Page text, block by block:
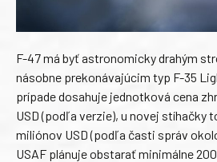
F-47 má byť astronomicky drahým
násobne prekonávajúcim typ F-35
prípade dosahuje jednotková cena
USD (podľa verzie), u novej stíhačky
miliónov USD (podľa časti správ
USAF plánuje obstarať minimálne